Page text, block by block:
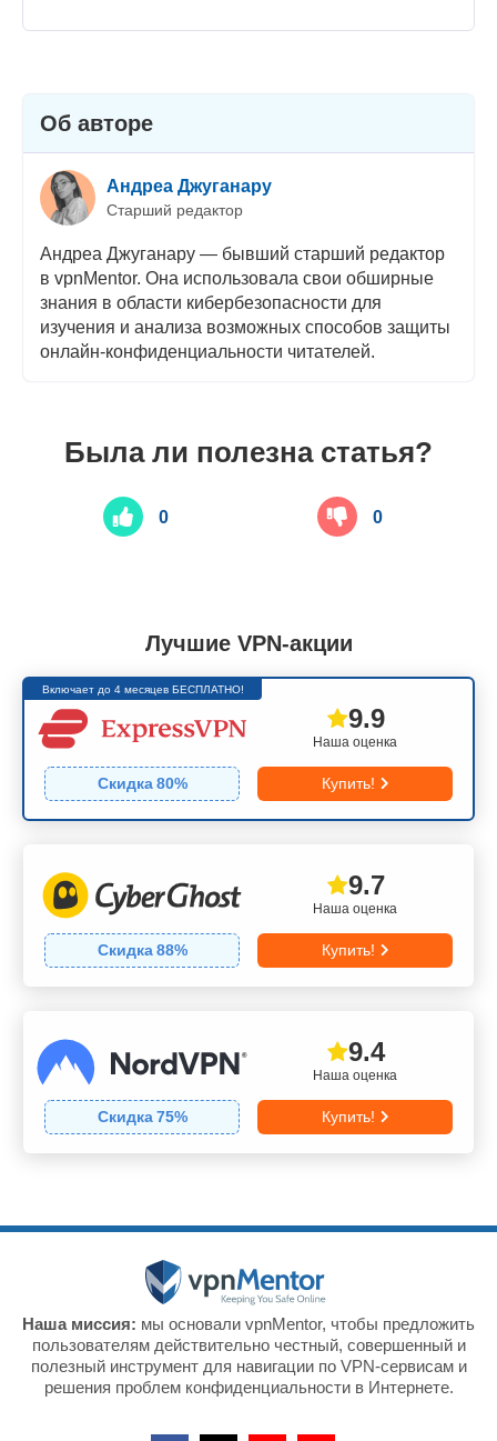
Об авторе
Андреа Джуганару
Старший редактор
Андреа Джуганару — бывший старший редактор
в vpnMentor. Она использовала свои обширные
знания в области кибербезопасности для
изучения и анализа возможных способов защиты
онлайн-конфиденциальности читателей.
Была ли полезна статья?
0 0
Лучшие VPN-акции
Включает до 4 месяцев БЕСПЛАТНО!
Наша оценка
9.9
Скидка 80% Купить!
Наша оценка
9.7
Скидка 88% Купить!
Наша оценка
9.4
Скидка 75% Купить!
Наша миссия: мы основали vpnMentor, чтобы предложить
пользователям действительно честный, совершенный и
полезный инструмент для навигации по VPN-сервисам и
решения проблем конфиденциальности в Интернете.